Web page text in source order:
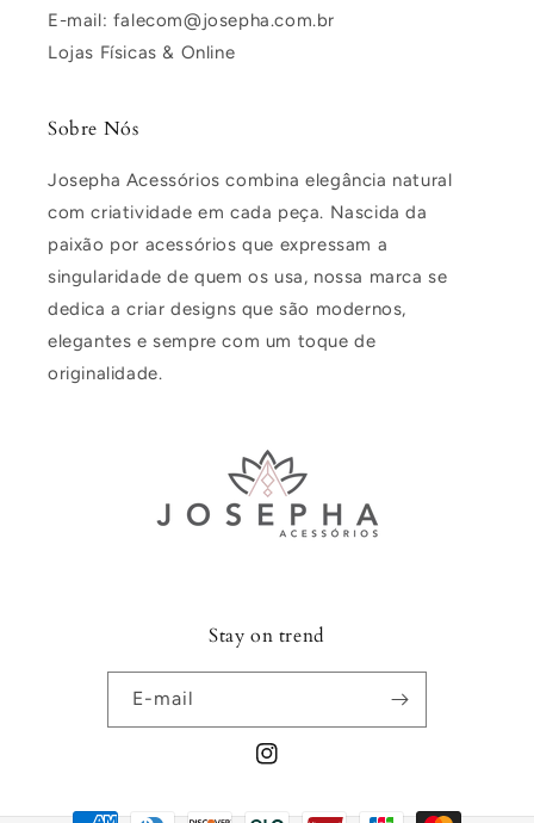
E-mail: falecom@josepha.com.br
Lojas Físicas & Online
Sobre Nós
Josepha Acessórios combina elegância natural
com criatividade em cada peça. Nascida da
paixão por acessórios que expressam a
singularidade de quem os usa, nossa marca se
dedica a criar designs que são modernos,
elegantes e sempre com um toque de
originalidade.
Stay on trend
E-mail
Instagram
Formas